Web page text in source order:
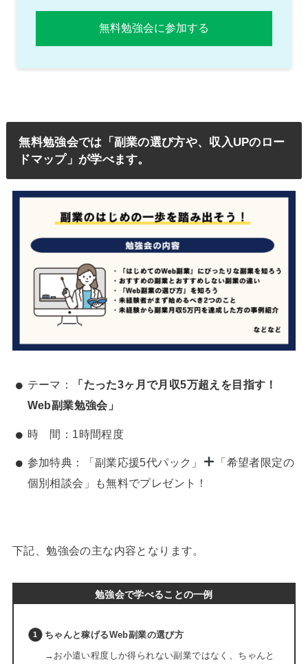
無料勉強会では「副業の選び方や、収入UPのロー
ドマップ」が学べます。
テーマ：
「たった3ヶ月で月収5万超えを目指す！
Web副業勉強会」
時 間：1時間程度
参加特典：「副業応援5代パック」
「希望者限定の
個別相談会」も無料でプレゼント！
下記、勉強会の主な内容となります。
勉強会で学べることの一例
ちゃんと稼げるWeb副業の選び方
→お小遣い程度しか得られない副業ではなく、ちゃんと